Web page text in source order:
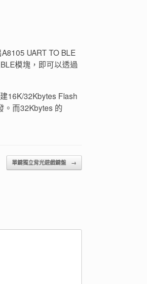
UART TO BLE
模塊，即可以透過
16K/32Kbytes Flash
。而32Kbytes 的
單鍵獨立背光遊戲鍵盤 →